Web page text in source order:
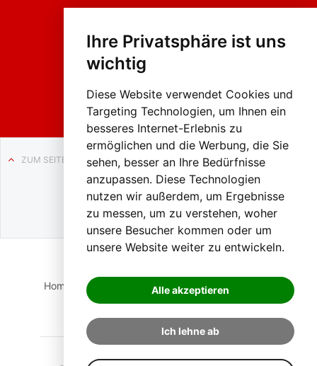
Ihre Privatsphäre ist uns
wichtig
Diese Website verwendet Cookies und
Targeting Technologien, um Ihnen ein
besseres Internet-Erlebnis zu
ermöglichen und die Werbung, die Sie
sehen, besser an Ihre Bedürfnisse
anzupassen. Diese Technologien
nutzen wir außerdem, um Ergebnisse
zu messen, um zu verstehen, woher
unsere Besucher kommen oder um
unsere Website weiter zu entwickeln.
Alle akzeptieren
Ich lehne ab
sumzug
Liezen
ZUM SEITENANFANG
Auf BLO24.at werben?
+43 (0)664 2226600
Home Suche Login Impressum
Datenschutz